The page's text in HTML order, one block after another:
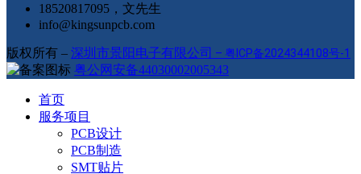
18520817095，文先生
info@kingsunpcb.com
版权所有 – 深圳市景阳电子有限公司 – 粤ICP备2024344108号-1
粤公网安备44030002005343
首页
服务项目
PCB设计
PCB制造
SMT贴片